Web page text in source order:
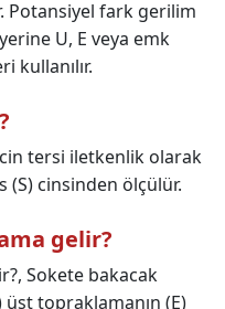
Potansiyel fark gerilim
U, E veya emk
kullanılır.
tersi iletkenlik olarak
(S) cinsinden ölçülür.
gelir?
Sokete bakacak
üst topraklamanın (E)